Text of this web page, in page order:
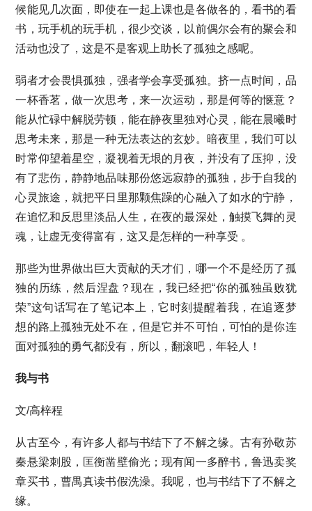
候能见几次面，即使在一起上课也是各做各的，看书的看
书，玩手机的玩手机，很少交谈，以前偶尔会有的聚会和
活动也没了，这是不是客观上助长了孤独之感呢。
弱者才会畏惧孤独，强者学会享受孤独。挤一点时间，品
一杯香茗，做一次思考，来一次运动，那是何等的惬意？
能从忙碌中解脱劳顿，能在静夜里独对心灵，能在晨曦时
思考未来，那是一种无法表达的玄妙。暗夜里，我们可以
时常仰望着星空，凝视着无垠的月夜，并没有了压抑，没
有了悲伤，静静地品味那份悠远寂静的孤独，步于自我的
心灵旅途，就把平日里那颗焦躁的心融入了如水的宁静，
在追忆和反思里淡品人生，在夜的最深处，触摸飞舞的灵
魂，让虚无变得富有，这又是怎样的一种享受 。
那些为世界做出巨大贡献的天才们，哪一个不是经历了孤
独的历练，然后涅盘？现在，我已经把“你的孤独虽败犹
荣”这句话写在了笔记本上，它时刻提醒着我，在追逐梦
想的路上孤独无处不在，但是它并不可怕，可怕的是你连
面对孤独的勇气都没有，所以，翻滚吧，年轻人！
我与书
文/高梓程
从古至今，有许多人都与书结下了不解之缘。古有孙敬苏
秦悬梁刺股，匡衡凿壁偷光；现有闻一多醉书，鲁迅卖奖
章买书，曹禺真读书假洗澡。我呢，也与书结下了不解之
缘。